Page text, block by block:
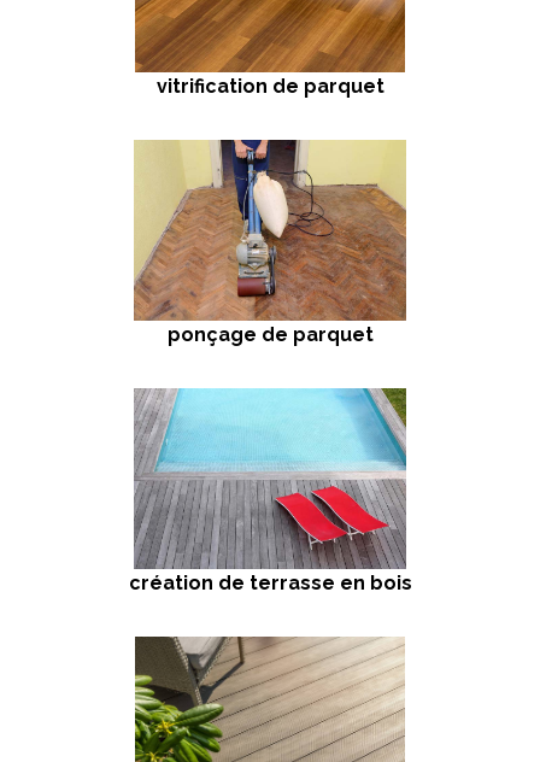
vitrification de parquet
ponçage de parquet
création de terrasse en bois